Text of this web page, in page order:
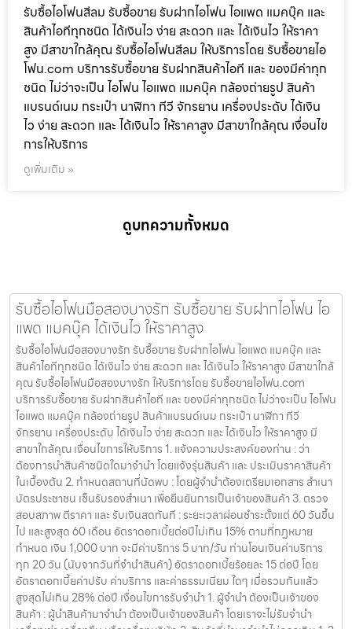
รับซื้อไอโฟนสีลม รับซื้อขาย รับฝากไอโฟน ไอแพด แมคบุ๊ค และ
สินค้าไอทีทุกชนิด ได้เงินไว ง่าย สะดวก และ ได้เงินไว ให้ราคา
สูง มีสาขาใกล้คุณ รับซื้อไอโฟนสีลม ให้บริการโดย รับซื้อขายไอ
โฟน.com บริการรับซื้อขาย รับฝากสินค้าไอที และ ของมีค่าทุก
ชนิด ไม่ว่าจะเป็น ไอโฟน ไอแพด แมคบุ๊ค กล้องถ่ายรูป สินค้า
แบรนด์เนม กระเป๋า นาฬิกา ทีวี จักรยาน เครื่องประดับ ได้เงิน
ไว ง่าย สะดวก และ ได้เงินไว ให้ราคาสูง มีสาขาใกล้คุณ เงื่อนไข
การให้บริการ
ดูเพิ่มเติม »
ดูบทความทั้งหมด
รับซื้อไอโฟนมือสองบางรัก รับซื้อขาย รับฝากไอโฟน ไอ
แพด แมคบุ๊ค ได้เงินไว ให้ราคาสูง
รับซื้อไอโฟนมือสองบางรัก รับซื้อขาย รับฝากไอโฟน ไอแพด แมคบุ๊ค และ
สินค้าไอทีทุกชนิด ได้เงินไว ง่าย สะดวก และ ได้เงินไว ให้ราคาสูง มีสาขาใกล้
คุณ รับซื้อไอโฟนมือสองบางรัก ให้บริการโดย รับซื้อขายไอโฟน.com
บริการรับซื้อขาย รับฝากสินค้าไอที และ ของมีค่าทุกชนิด ไม่ว่าจะเป็น ไอโฟน
ไอแพด แมคบุ๊ค กล้องถ่ายรูป สินค้าแบรนด์เนม กระเป๋า นาฬิกา ทีวี
จักรยาน เครื่องประดับ ได้เงินไว ง่าย สะดวก และ ได้เงินไว ให้ราคาสูง มี
สาขาใกล้คุณ เงื่อนไขการให้บริการ 1. แจ้งความประสงค์ของท่าน : ว่า
ต้องการนำสินค้าชนิดใดมาจำนำ โดยแจ้งรุ่นสินค้า และ ประเมินราคาสินค้า
ในเบื้องต้น 2. กำหนดสถานที่นัดพบ : โดยผู้จำนำต้องเตรียมเอกสาร สำเนา
บัตรประชาชน เซ็นรับรองสำเนา เพื่อยืนยันการเป็นเจ้าของสินค้า 3. ตรวจ
สอบสภาพ ตีราคา และ รับเงินสดทันที : ระยะเวลาผ่อนชำระตั้งแต่ 60 วันขึ้น
ไป และสูงสุด 60 เดือน อัตราดอกเบี้ยต่อปีไม่เกิน 15% ตามที่กฏหมาย
กำหนด เงิน 1,000 บาท จะมีค่าบริการ 5 บาท/วัน ท่านโอนเงินค่าบริการ
ทุก 20 วัน (นับจากวันที่จำนำสินค้า) อัตราดอกเบี้ยร้อยละ 15 ต่อปี โดย
อัตราดอกเบี้ยค่าปรับ ค่าบริการ และค่าธรรมเนียม ใดๆ เมื่อรวมกันแล้ว
สูงสุดไม่เกิน 28% ต่อปี เงื่อนไขการรับจำนำ 1. ผู้จำนำ ต้องเป็นเจ้าของ
สินค้า : ผู้นำสินค้ามาจำนำ ต้องเป็นเจ้าของสินค้า โดยเราจะไม่รับจำนำ